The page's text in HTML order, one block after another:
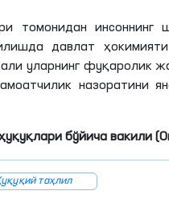
томонидан инсоннинг
давлат
уларнинг фуқаролик
назоратини
бўйича вакили
таҳлил